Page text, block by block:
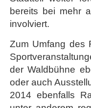
bereits bei mehr
involviert.
Zum Umfang des
der Waldbühne
oder auch
2014 ebenfalls